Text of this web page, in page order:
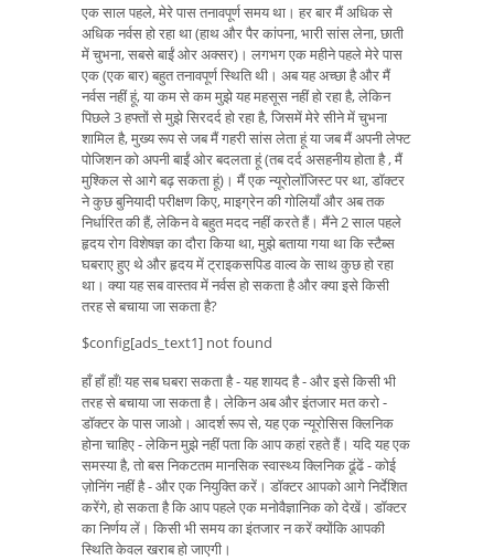
एक साल पहले, मेरे पास तनावपूर्ण समय था। हर बार मैं अधिक से
अधिक नर्वस हो रहा था (हाथ और पैर कांपना, भारी सांस लेना, छाती
में चुभना, सबसे बाईं ओर अक्सर)। लगभग एक महीने पहले मेरे पास
एक (एक बार) बहुत तनावपूर्ण स्थिति थी। अब यह अच्छा है और मैं
नर्वस नहीं हूं, या कम से कम मुझे यह महसूस नहीं हो रहा है, लेकिन
पिछले 3 हफ्तों से मुझे सिरदर्द हो रहा है, जिसमें मेरे सीने में चुभना
शामिल है, मुख्य रूप से जब मैं गहरी सांस लेता हूं या जब मैं अपनी लेफ्ट
पोजिशन को अपनी बाईं ओर बदलता हूं (तब दर्द असहनीय होता है , मैं
मुश्किल से आगे बढ़ सकता हूं)। मैं एक न्यूरोलॉजिस्ट पर था, डॉक्टर
ने कुछ बुनियादी परीक्षण किए, माइग्रेन की गोलियाँ और अब तक
निर्धारित की हैं, लेकिन वे बहुत मदद नहीं करते हैं। मैंने 2 साल पहले
हृदय रोग विशेषज्ञ का दौरा किया था, मुझे बताया गया था कि स्टैब्स
घबराए हुए थे और हृदय में ट्राइकसपिड वाल्व के साथ कुछ हो रहा
था। क्या यह सब वास्तव में नर्वस हो सकता है और क्या इसे किसी
तरह से बचाया जा सकता है?
$config[ads_text1] not found
हाँ हाँ हाँ! यह सब घबरा सकता है - यह शायद है - और इसे किसी भी
तरह से बचाया जा सकता है। लेकिन अब और इंतजार मत करो -
डॉक्टर के पास जाओ। आदर्श रूप से, यह एक न्यूरोसिस क्लिनिक
होना चाहिए - लेकिन मुझे नहीं पता कि आप कहां रहते हैं। यदि यह एक
समस्या है, तो बस निकटतम मानसिक स्वास्थ्य क्लिनिक ढूंढें - कोई
ज़ोनिंग नहीं है - और एक नियुक्ति करें। डॉक्टर आपको आगे निर्देशित
करेंगे, हो सकता है कि आप पहले एक मनोवैज्ञानिक को देखें। डॉक्टर
का निर्णय लें। किसी भी समय का इंतजार न करें क्योंकि आपकी
स्थिति केवल खराब हो जाएगी।